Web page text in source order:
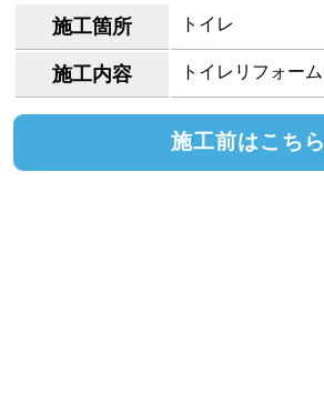
施工箇所 トイレ
施工内容 トイレリフォーム
施工前はこちら